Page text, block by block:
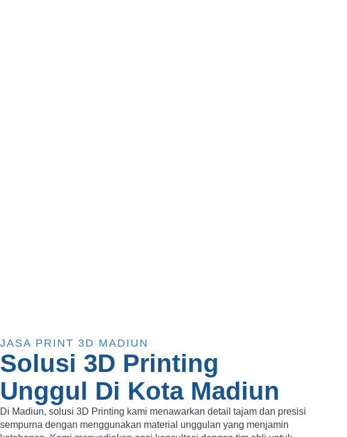
JASA PRINT 3D MADIUN
Solusi 3D Printing
Unggul Di Kota Madiun
Di Madiun, solusi 3D Printing kami menawarkan detail tajam dan presisi
sempurna dengan menggunakan material unggulan yang menjamin